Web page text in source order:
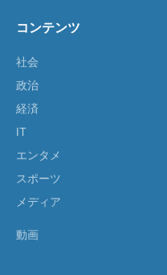
コンテンツ
社会
政治
経済
IT
エンタメ
スポーツ
メディア
動画